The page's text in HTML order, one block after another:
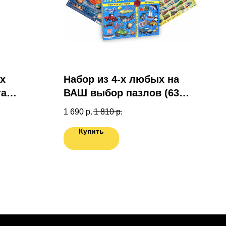
Набор из 4-х любых на
ВАШ выбор пазлов (63
эл.) в подарочной коробке
1 690 р. 1 810 р.
Купить